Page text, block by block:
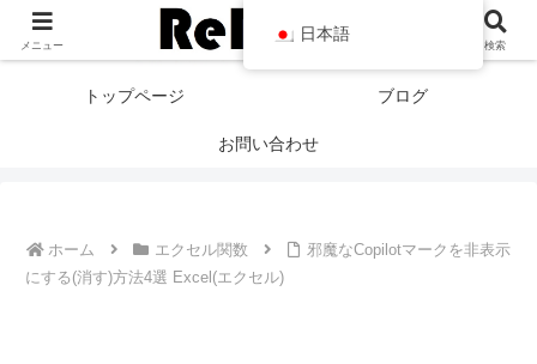
トップページ ブログ
お問い合わせ
ホーム エクセル関数
邪魔なCopilotマークを非表示
にする(消す)方法4選 Excel(エクセル)
メニュー 検索
日本語